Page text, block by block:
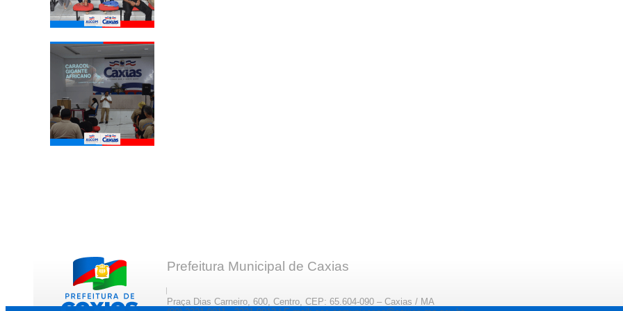
Prefeitura Municipal de Caxias
Praça Dias Carneiro, 600, Centro, CEP: 65.604-090 – Caxias / MA